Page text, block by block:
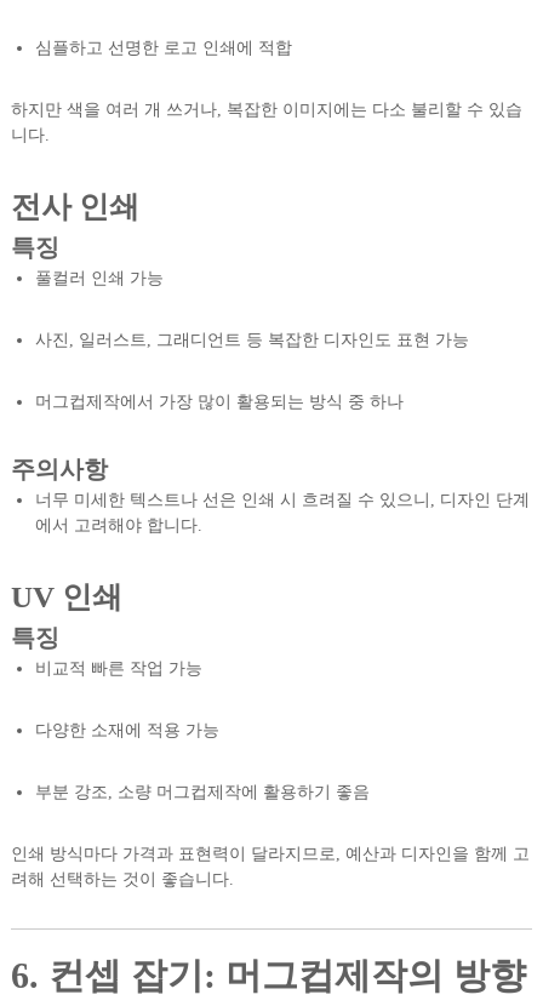
심플하고 선명한 로고 인쇄에 적합
하지만 색을 여러 개 쓰거나, 복잡한 이미지에는 다소 불리할 수 있습
니다.
전사 인쇄
특징
풀컬러 인쇄 가능
사진, 일러스트, 그래디언트 등 복잡한 디자인도 표현 가능
머그컵제작에서 가장 많이 활용되는 방식 중 하나
주의사항
너무 미세한 텍스트나 선은 인쇄 시 흐려질 수 있으니, 디자인 단계
에서 고려해야 합니다.
UV 인쇄
특징
비교적 빠른 작업 가능
다양한 소재에 적용 가능
부분 강조, 소량 머그컵제작에 활용하기 좋음
인쇄 방식마다 가격과 표현력이 달라지므로, 예산과 디자인을 함께 고
려해 선택하는 것이 좋습니다.
6. 컨셉 잡기: 머그컵제작의 방향